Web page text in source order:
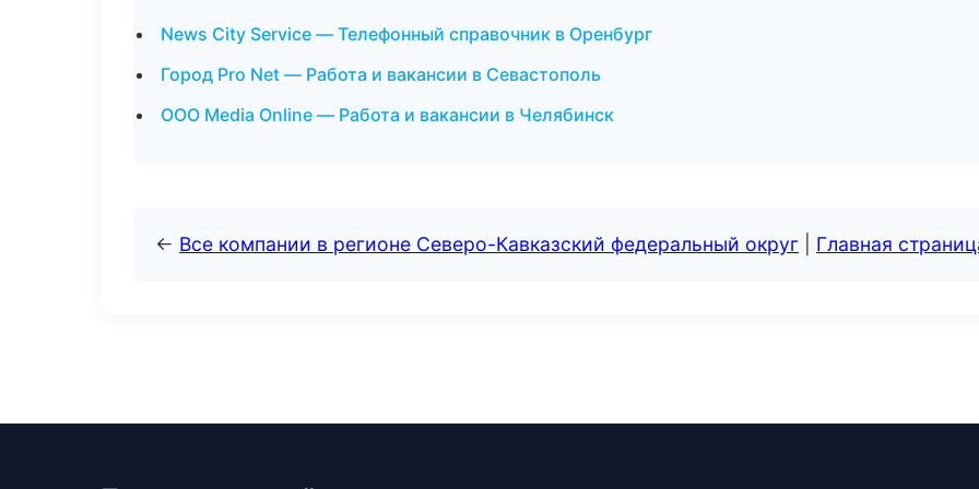
News City Service — Телефонный справочник в Оренбург
Город Pro Net — Работа и вакансии в Севастополь
ООО Media Online — Работа и вакансии в Челябинск
← Все компании в регионе Северо-Кавказский федеральный округ Главная